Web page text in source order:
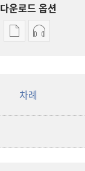
다운로드 옵션
출판물
성경
(1999년판)
오디오
(1999년판)
차례